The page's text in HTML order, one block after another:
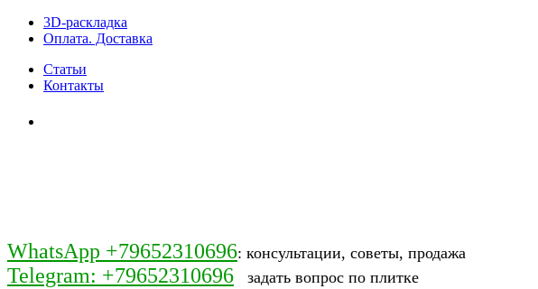
3D-раскладка
Оплата. Доставка
Статьи
Контакты
WhatsApp +79652310696: консультации, советы, продажа
Telegram: +79652310696 задать вопрос по плитке